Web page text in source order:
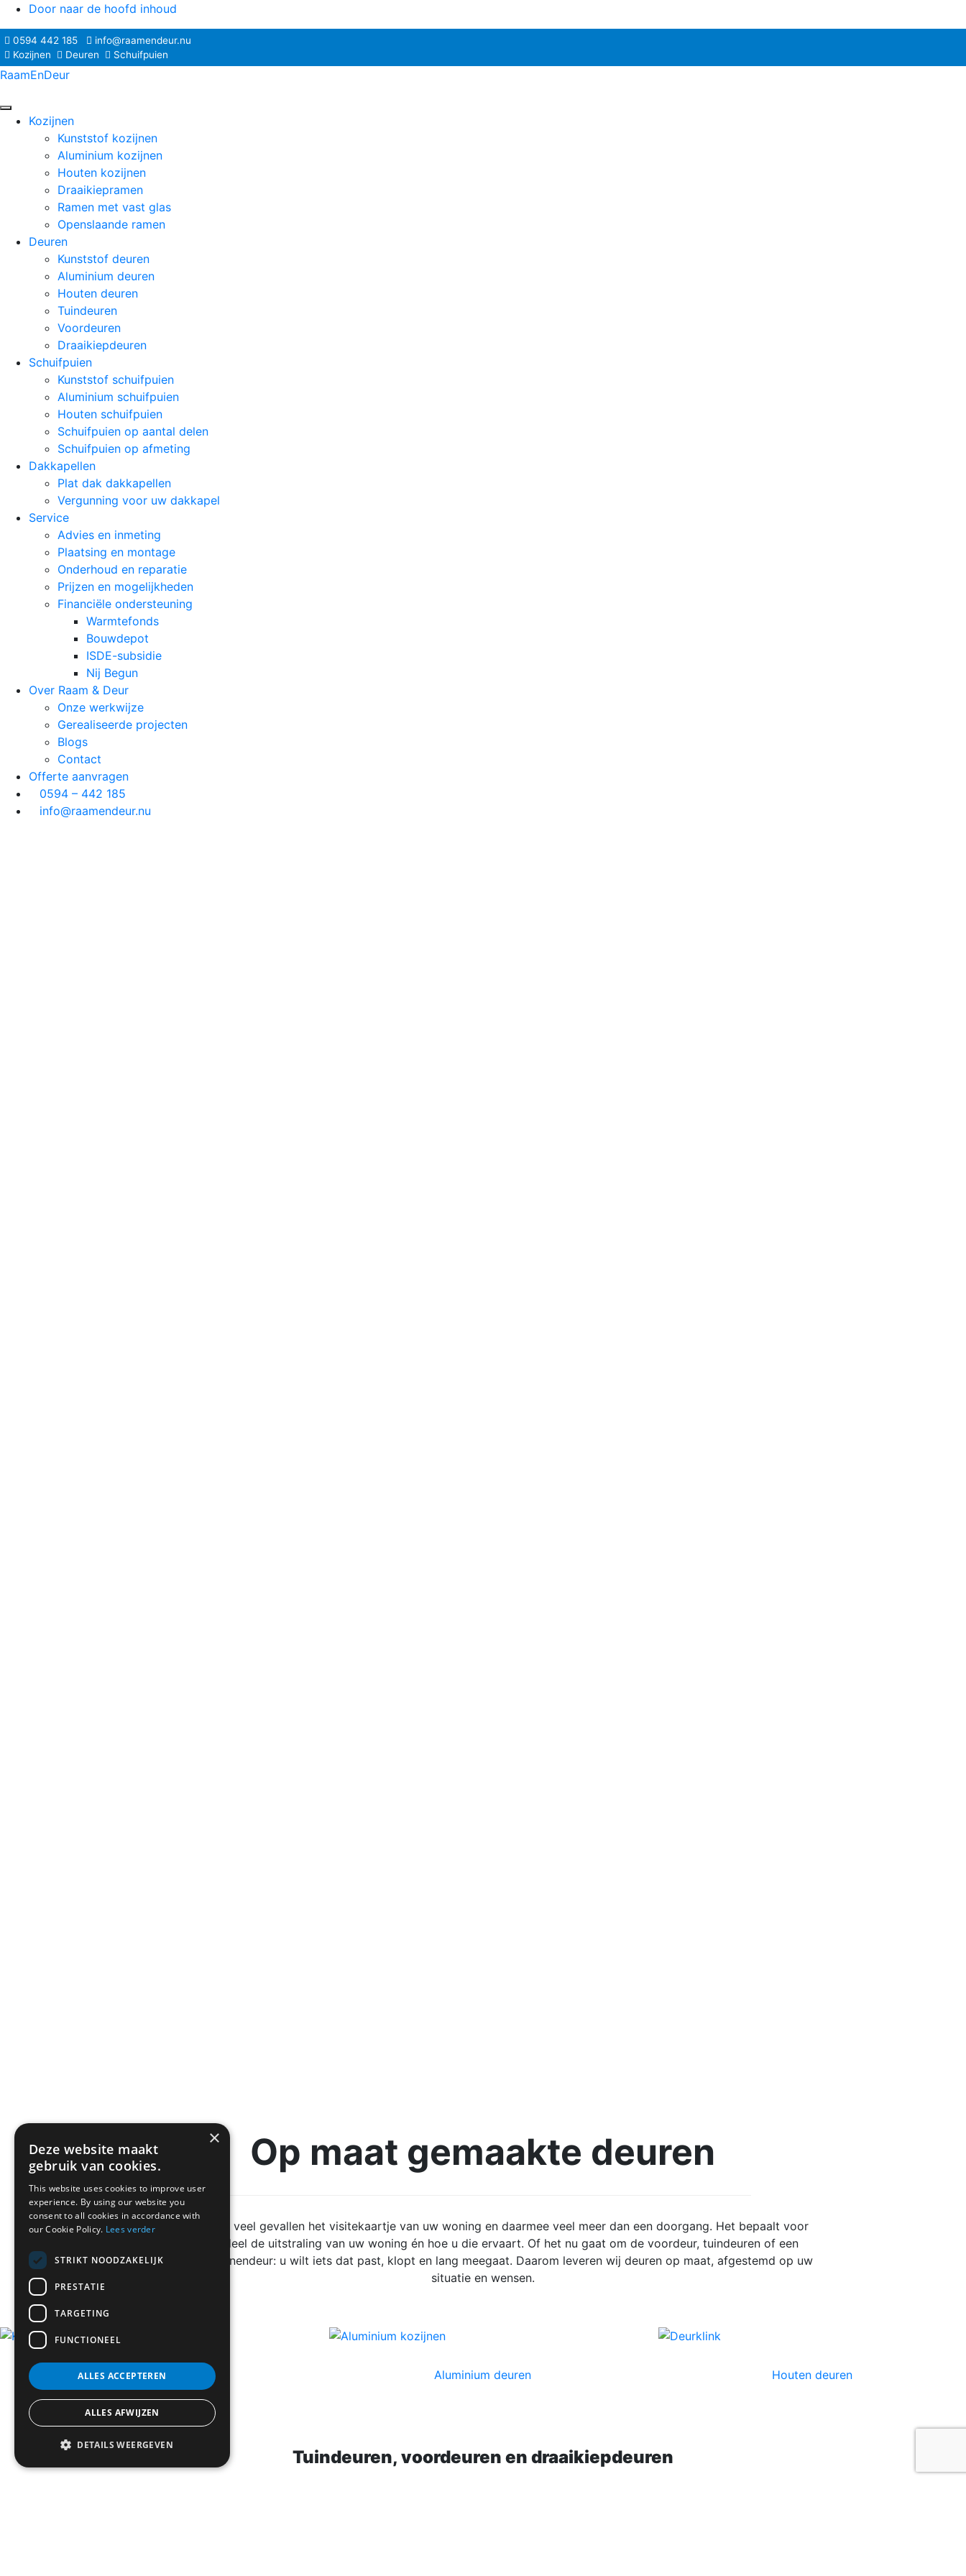
Door naar de hoofd inhoud
0594 442 185
info@raamendeur.nu
Kozijnen
Deuren Schuifpuien
RaamEnDeur
Header
Rechts
Kozijnen
Kunststof kozijnen
Aluminium kozijnen
Houten kozijnen
Draaikiepramen
Ramen met vast glas
Openslaande ramen
Deuren
Kunststof deuren
Aluminium deuren
Houten deuren
Tuindeuren
Voordeuren
Draaikiepdeuren
Schuifpuien
Kunststof schuifpuien
Aluminium schuifpuien
Houten schuifpuien
Schuifpuien op aantal delen
Schuifpuien op afmeting
Dakkapellen
Plat dak dakkapellen
Vergunning voor uw dakkapel
Service
Advies en inmeting
Plaatsing en montage
Onderhoud en reparatie
Prijzen en mogelijkheden
Financiële ondersteuning
Warmtefonds
Bouwdepot
ISDE-subsidie
Nij Begun
Over Raam & Deur
Onze werkwijze
Gerealiseerde projecten
Blogs
Contact
Offerte aanvragen
0594 – 442 185
info@raamendeur.nu
Op maat gemaakte deuren
Een deur is in veel gevallen het visitekaartje van uw woning en daarmee veel meer dan een doorgang. Het bepaalt voor
een groot deel de uitstraling van uw woning én hoe u die ervaart. Of het nu gaat om de voordeur, tuindeuren of een
praktische binnendeur: u wilt iets dat past, klopt en lang meegaat. Daarom leveren wij deuren op maat, afgestemd op uw
situatie en wensen.
Kunststof deuren Aluminium deuren Houten deuren
Tuindeuren, voordeuren en draaikiepdeuren
×
Deze website maakt
gebruik van cookies.
This website uses cookies to improve user
experience. By using our website you
consent to all cookies in accordance with
our Cookie Policy. Lees verder
STRIKT NOODZAKELIJK
PRESTATIE
TARGETING
FUNCTIONEEL
ALLES ACCEPTEREN
ALLES AFWIJZEN
DETAILS WEERGEVEN